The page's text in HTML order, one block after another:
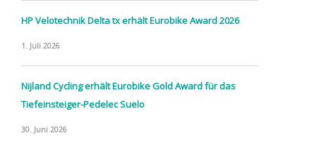
HP Velotechnik Delta tx erhält Eurobike Award 2026
1. Juli 2026
Nijland Cycling erhält Eurobike Gold Award für das
Tiefeinsteiger-Pedelec Suelo
30. Juni 2026